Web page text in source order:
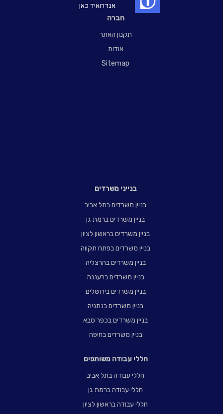
חברה
תקנון האתר
אודות
Sitemap
בנייני משרדים
בניין משרדים בתל אביב
בניין משרדים ברמת גן
בניין משרדים בראשון לציון
בניין משרדים בפתח תקווה
בניין משרדים בהרצליה
בניין משרדים ברעננה
בניין משרדים בירושלים
בניין משרדים בנתניה
בניין משרדים בכפר סבא
בניין משרדים בחיפה
חללי עבודה משותפים
חללי עבודה בתל אביב
חללי עבודה ברמת גן
חללי עבודה בראשון לציון
אנדרואיד כאן